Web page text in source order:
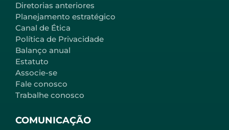
Diretorias anteriores
Planejamento estratégico
Canal de Ética
Política de Privacidade
Balanço anual
Estatuto
Associe-se
Fale conosco
Trabalhe conosco
COMUNICAÇÃO